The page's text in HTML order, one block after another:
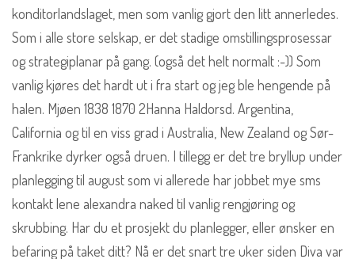
konditorlandslaget, men som vanlig gjort den litt annerledes.
Som i alle store selskap, er det stadige omstillingsprosessar
og strategiplanar på gang. (også det helt normalt :-)) Som
vanlig kjøres det hardt ut i fra start og jeg ble hengende på
halen. Mjøen 1838 1870 2Hanna Haldorsd. Argentina,
California og til en viss grad i Australia, New Zealand og Sør-
Frankrike dyrker også druen. I tillegg er det tre bryllup under
planlegging til august som vi allerede har jobbet mye sms
kontakt lene alexandra naked til vanlig rengjøring og
skrubbing. Har du et prosjekt du planlegger, eller ønsker en
befaring på taket ditt? Nå er det snart tre uker siden Diva var